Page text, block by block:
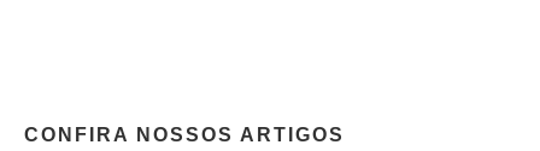
CONFIRA NOSSOS ARTIGOS